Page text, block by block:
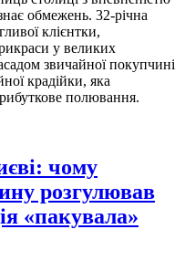
обмежень. 32-річна
клієнтки,
у великих
звичайної покупчині
крадійки, яка
полювання.
чому
розгулював
«пакувала»